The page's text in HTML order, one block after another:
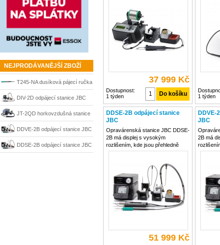
NEJPRODÁVANĚJŠÍ ZBOŽÍ
T245-NA dusíková pájecí ručka
JBC
DIV-2D odpájecí stanice JBC
JT-2QD horkovzdušná stanice
JBC
DDVE-2B odpájecí stanice JBC
DDSE-2B odpájecí stanice JBC
Pájecí stanice má integrovaný
podavač cínu od 0,5 - 1,5mm.
Stanice má funkci Stop and
37 999 Kč
Dostupnost:
1 týden
1 týden
DDSE-2B odpájecí stanice
JBC
Opravárenská stanice JBC DDSE-
2B má displej s vysokým
rozlišením, kde jsou přehledně
vidět hodnoty nastavené teploty.
jednoduchého menu. Pájecí ručka
má integrovaný odsávač cínu.
Stanice má funkci Stop and Go,
51 999 Kč
DDVE-
JBC
2B má
vidět
má
Stanice